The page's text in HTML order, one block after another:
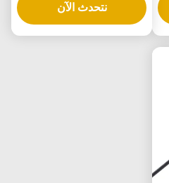
نتحدث الآن